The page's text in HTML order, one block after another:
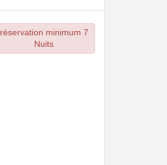
réservation minimum 7
Nuits